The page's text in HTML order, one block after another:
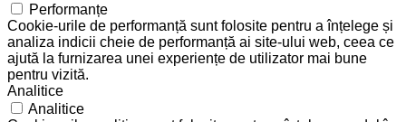
Performanțe
Cookie-urile de performanță sunt folosite pentru a înțelege și
analiza indicii cheie de performanță ai site-ului web, ceea ce
ajută la furnizarea unei experiențe de utilizator mai bune
pentru vizită.
Analitice
Analitice